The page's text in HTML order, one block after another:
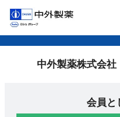
中外製薬株式会
会員と